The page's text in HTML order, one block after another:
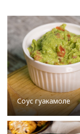
Соус гуакамоле